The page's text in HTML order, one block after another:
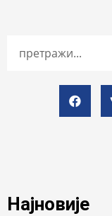
Најновије